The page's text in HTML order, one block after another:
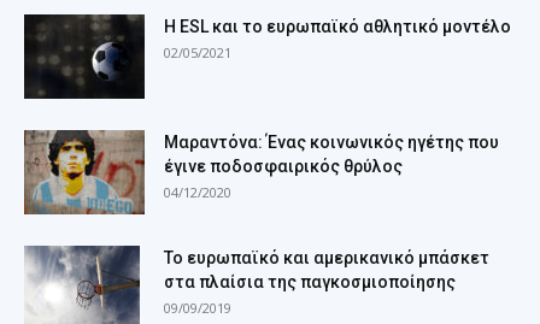
Η ESL και το ευρωπαϊκό αθλητικό μοντέλο
02/05/2021
Μαραντόνα: Ένας κοινωνικός ηγέτης που
έγινε ποδοσφαιρικός θρύλος
04/12/2020
Το ευρωπαϊκό και αμερικανικό μπάσκετ
στα πλαίσια της παγκοσμιοποίησης
09/09/2019